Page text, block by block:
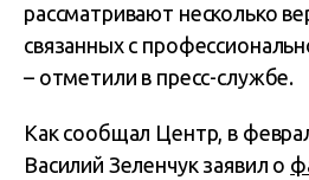
рассматривают несколько
связанных с
– отметили в пресс-службе.
Как сообщал Центр, в
Василий Зеленчук заявил о